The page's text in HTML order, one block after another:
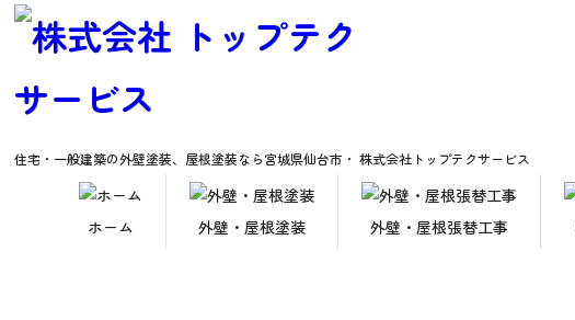
住宅・一般建築の外壁塗装、屋根塗装なら宮城県仙台市・ 株式会社トップテクサービス
ホーム 外壁・屋根塗装 外壁・屋根張替工事